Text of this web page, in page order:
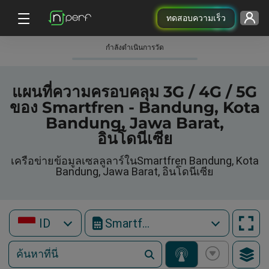
ทดสอบความเร็ว
กําลังดําเนินการวัด
แผนที่ความครอบคลุม 3G / 4G / 5G
ของ Smartfren - Bandung, Kota
Bandung, Jawa Barat,
อินโดนีเซีย
เครือข่ายข้อมูลเซลลูลาร์ในSmartfren Bandung, Kota
Bandung, Jawa Barat, อินโดนีเซีย
ID Smartfren